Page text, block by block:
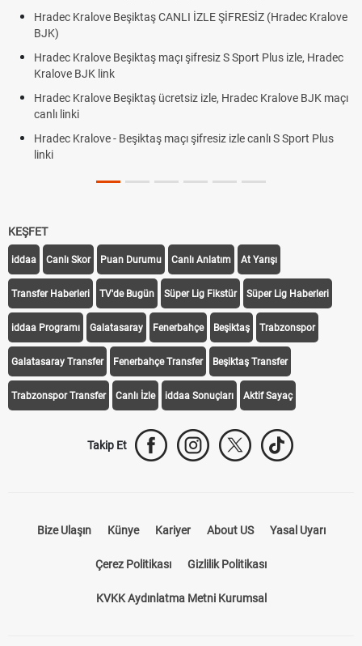
Hradec Kralove Beşiktaş CANLI İZLE ŞİFRESİZ (Hradec Kralove
BJK)
Hradec Kralove Beşiktaş maçı şifresiz S Sport Plus izle, Hradec
Kralove BJK link
Hradec Kralove Beşiktaş ücretsiz izle, Hradec Kralove BJK maçı
canlı linki
Hradec Kralove - Beşiktaş maçı şifresiz izle canlı S Sport Plus
linki
KEŞFET
iddaa Canlı Skor Puan Durumu Canlı Anlatım At Yarışı
Transfer Haberleri TV'de Bugün Süper Lig Fikstür Süper Lig Haberleri
iddaa Programı Galatasaray Fenerbahçe Beşiktaş Trabzonspor
Galatasaray Transfer Fenerbahçe Transfer Beşiktaş Transfer
Trabzonspor Transfer Canlı İzle iddaa Sonuçları Aktif Sayaç
Takip Et
Bize Ulaşın Künye Kariyer About US Yasal Uyarı
Çerez Politikası Gizlilik Politikası
KVKK Aydınlatma Metni Kurumsal